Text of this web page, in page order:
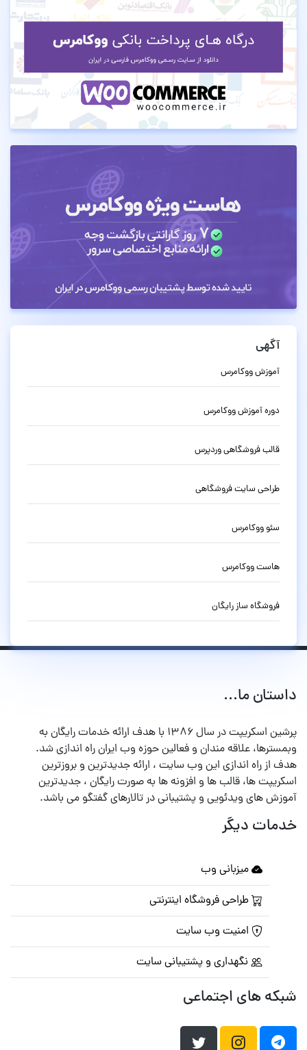
آگهی
آموزش ووکامرس
دوره آموزش ووکامرس
قالب فروشگاهی وردپرس
طراحی سایت فروشگاهی
سئو ووکامرس
هاست ووکامرس
فروشگاه ساز رایگان
داستان ما...
پرشین اسکریپت در سال ۱۳۸۶ با هدف ارائه خدمات رایگان به
وبمسترها، علاقه مندان و فعالین حوزه وب ایران راه اندازی شد.
هدف از راه اندازی این وب سایت ، ارائه جدیدترین و بروزترین
اسکریپت ها، قالب ها و افزونه ها به صورت رایگان ، جدیدترین
آموزش های ویدئویی و پشتیبانی در تالارهای گفتگو می باشد.
خدمات دیگر
میزبانی وب
طراحی فروشگاه اینترنتی
امنیت وب سایت
نگهداری و پشتیبانی سایت
شبکه های اجتماعی